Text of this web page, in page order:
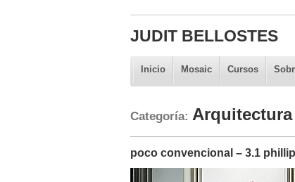
JUDIT BELLOSTES
Inicio Mosaic Cursos
Categoría:
poco convencional – 3.1